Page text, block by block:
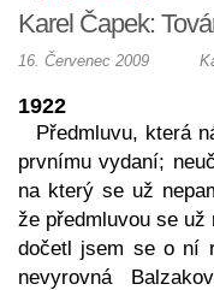
Karel Čapek:
16. Červenec 2009
1922
Předmluvu, která
prvnímu vydaní;
na který se už
že předmluvou se
dočetl jsem se o ní
nevyrovná